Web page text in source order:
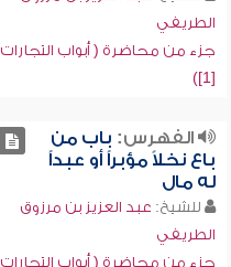
الطريفي
جزء من محاضرة ( أبواب التجارات
[1])
الفهرس: باب من
باع نخلاً مؤبراً أو عبداً
له مال
للشيخ: عبد العزيز بن مرزوق
الطريفي
جزء من محاضرة ( أبواب التجارات